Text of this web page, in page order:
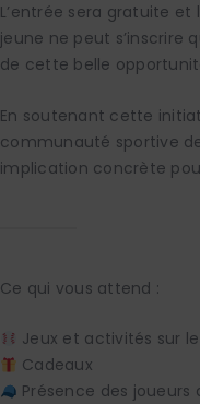
L’entrée sera gratuite
jeune ne peut s’inscrire
de cette belle
En soutenant cette
communauté sportive
implication concrète
Ce qui vous attend :
Jeux et activités sur
Cadeaux
Présence des joueurs